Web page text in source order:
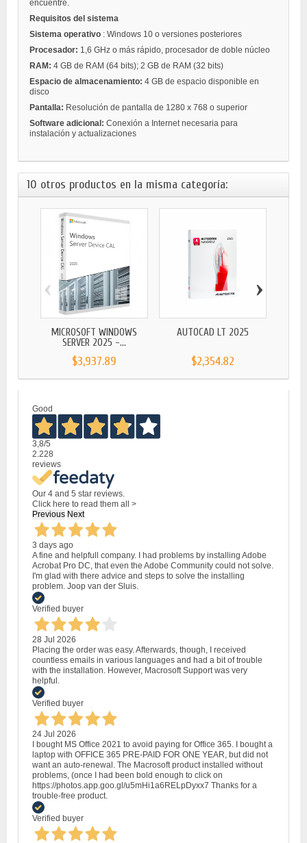
encuentre.
Requisitos del sistema
Sistema operativo : Windows 10 o versiones posteriores
Procesador: 1,6 GHz o más rápido, procesador de doble núcleo
RAM: 4 GB de RAM (64 bits); 2 GB de RAM (32 bits)
Espacio de almacenamiento: 4 GB de espacio disponible en
disco
Pantalla: Resolución de pantalla de 1280 x 768 o superior
Software adicional: Conexión a Internet necesaria para
instalación y actualizaciones
10 otros productos en la misma categoría:
MICROSOFT WINDOWS
SERVER 2025 -...
$3,937.89
AUTOCAD LT 2025
$2,354.82
‹ ›
Good
3,8/5
2.228
reviews
Our 4 and 5 star reviews.
Click here to read them all >
Previous Next
3 days ago
A fine and helpfull company. I had problems by installing Adobe
Acrobat Pro DC, that even the Adobe Community could not solve.
I'm glad with there advice and steps to solve the installing
problem. Joop van der Sluis.
Verified buyer
28 Jul 2026
Placing the order was easy. Afterwards, though, I received
countless emails in various languages and had a bit of trouble
with the installation. However, Macrosoft Support was very
helpful.
Verified buyer
24 Jul 2026
I bought MS Office 2021 to avoid paying for Office 365. I bought a
laptop with OFFICE 365 PRE-PAID FOR ONE YEAR, but did not
want an auto-renewal. The Macrosoft product installed without
problems, (once I had been bold enough to click on
https://photos.app.goo.gl/u5mHi1a6RELpDyxx7 Thanks for a
trouble-free product.
Verified buyer